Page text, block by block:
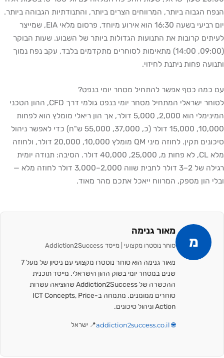
הנפח הגבוה ביותר, המרווחים הצרים ביותר, והתנודתיות הגבוהה ביותר.
יום רביעי בשעה 16:30 הוא אירוע מיוחד, פרסום מלאי EIA, שמייצר
לעיתים קרובות את התנועות הגדולות ביותר של השבוע. שעות הבוקר
(09:00, 14:00) מתאימות לסוחרים מתקדמים בלבד, עקב נפח נמוך
ותנועה פחות ניתנת לחיזוי.
עם כמה כסף אפשר להתחיל מסחר יומי בנפט?
לסוחר ישראלי המתחיל מסחר יומי בנפט גולמי דרך CFD, ההון הטכני
המינימלי הוא 2,000, 5,000 דולר, אך הון ריאלי מומלץ הוא לפחות
10,000, 15,000 דולר (כ, 37,000, 55,000 ש"ח) כדי לאפשר ניהול
סיכונים תקין. לחוזה מיני QM מומלץ 10,000, 20,000 דולר, ולחוזה
מלא CL, לא פחות מ, 25,000, 40,000 דולר. הסיבה: תנודה יומית
רגילה של 2–3 דולר לחבית שווה 2,000–3,000 דולר לחוזה מלא —
ובלי הון מספק, המרווח ייאכל אתכם מהר מאוד.
מ
מאור גנימה
סוחר נוסטרו מקצועי | מייסד Addiction2Success
מאור גנימה הוא סוחר נוסטרו מקצועי עם ניסיון של מעל 7
שנים במסחר יומי בשוק ההון הישראלי. מייסד תוכנית
ההכשרה של Addiction2Success שהוציאה עשרות
סוחרים ממומנים. מתמחה ב-ICT Concepts, Price
Action וניהול סיכונים.
🌐 addiction2success.co.il 📍 ישראל